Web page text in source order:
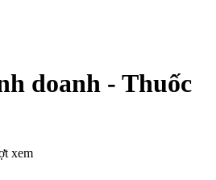
doanh - Thuốc
xem